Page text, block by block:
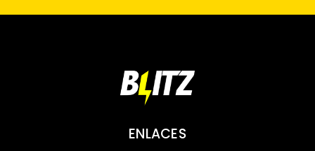
ENLACES